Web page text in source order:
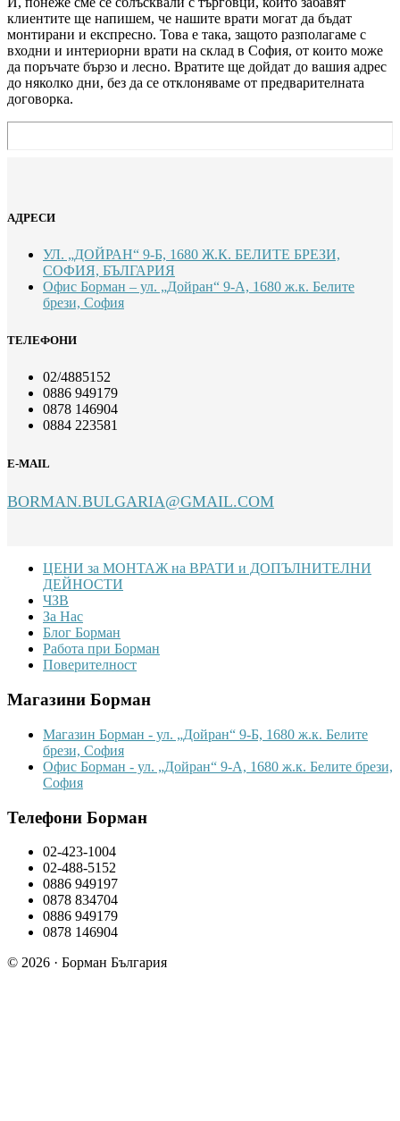
клиентите ще напишем, че нашите врати могат да бъдат
монтирани и експресно. Това е така, защото разполагаме с
входни и интериорни врати на склад в София, от които може
да поръчате бързо и лесно. Вратите ще дойдат до вашия адрес
до няколко дни, без да се отклоняваме от предварителната
договорка.
АДРЕСИ
УЛ. „ДОЙРАН“ 9-Б, 1680 Ж.К. БЕЛИТЕ БРЕЗИ,
СОФИЯ, БЪЛГАРИЯ
Офис Борман – ул. „Дойран“ 9-А, 1680 ж.к. Белите
брези, София
ТЕЛЕФОНИ
02/4885152
0886 949179
0878 146904
0884 223581
E-MAIL
BORMAN.BULGARIA@GMAIL.COM
FooterЦЕНИ за МОНТАЖ на ВРАТИ и ДОПЪЛНИТЕЛНИ
ДЕЙНОСТИ
ЧЗВ
За Нас
Блог Борман
Работа при Борман
Поверителност
Магазини Борман
Магазин Борман - ул. „Дойран“ 9-Б, 1680 ж.к. Белите
брези, София
Офис Борман - ул. „Дойран“ 9-А, 1680 ж.к. Белите брези,
София
Телефони Борман
02-423-1004
02-488-5152
0886 949197
0878 834704
0886 949179
0878 146904
© 2026 · Борман България